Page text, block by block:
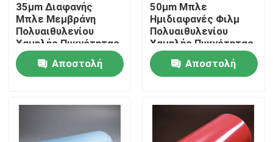
Αρχική Σελίδα
Βίντεο
35μm Διαφανής
Μπλε Μεμβράνη
Πολυαιθυλενίου
Χαμηλής Πυκνότητας
με Μήκος Τυλίγματος
8000 ΜέτραΑποστολή
50μm Μπλε
Ημιδιαφανές Φιλμ
Πολυαιθυλενίου
Χαμηλής Πυκνότητας
για Μόνωση και
Στέγες Αποστολή